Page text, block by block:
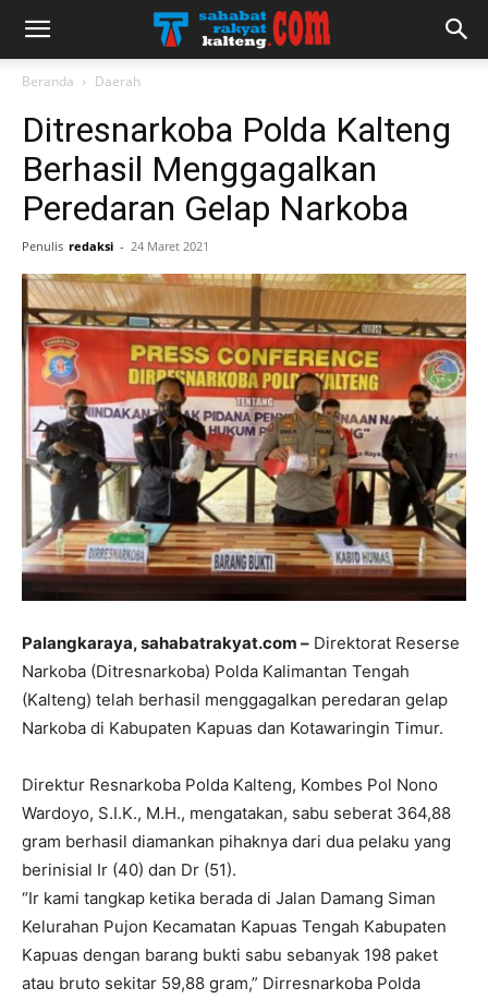
Beranda Daerah
Ditresnarkoba Polda Kalteng
Berhasil Menggagalkan
Peredaran Gelap Narkoba
Penulis redaksi - 24 Maret 2021
Palangkaraya, sahabatrakyat.com – Direktorat Reserse
Narkoba (Ditresnarkoba) Polda Kalimantan Tengah
(Kalteng) telah berhasil menggagalkan peredaran gelap
Narkoba di Kabupaten Kapuas dan Kotawaringin Timur.
Direktur Resnarkoba Polda Kalteng, Kombes Pol Nono
Wardoyo, S.I.K., M.H., mengatakan, sabu seberat 364,88
gram berhasil diamankan pihaknya dari dua pelaku yang
berinisial Ir (40) dan Dr (51).
“Ir kami tangkap ketika berada di Jalan Damang Siman
Kelurahan Pujon Kecamatan Kapuas Tengah Kabupaten
Kapuas dengan barang bukti sabu sebanyak 198 paket
atau bruto sekitar 59,88 gram,” Dirresnarkoba Polda